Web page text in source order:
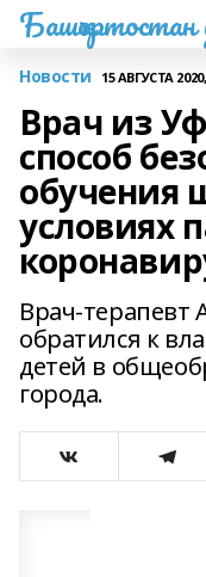
Новости 15 АВГУСТА
Врач из
способ
обучения
условиях
Врач-терапевт
обратился к
детей в
города.